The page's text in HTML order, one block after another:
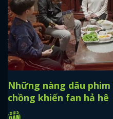
Những nàng dâu
chồng khiến fan hả hê